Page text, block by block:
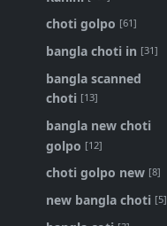
choti golpo [61]
bangla choti in [31]
bangla scanned
choti [13]
bangla new choti
golpo [12]
choti golpo new [8]
new bangla choti [5]